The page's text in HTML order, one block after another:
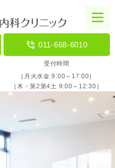
011-668-6010
受付時間
［月火水金 9:00～17:00］
［木・第2第4土 9:00～12:30］